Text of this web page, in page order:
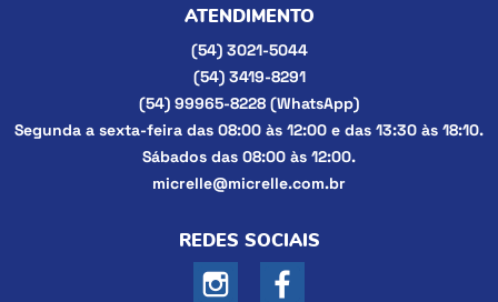
ATENDIMENTO
(54)3021-5044
(54)3419-8291
(54) 99965-8228 (WhatsApp)
Segunda a sexta-feira das 08:00 às 12:00 e das 13:30 às 18:10.
Sábados das 08:00 às 12:00.
micrelle@micrelle.com.br
REDES SOCIAIS